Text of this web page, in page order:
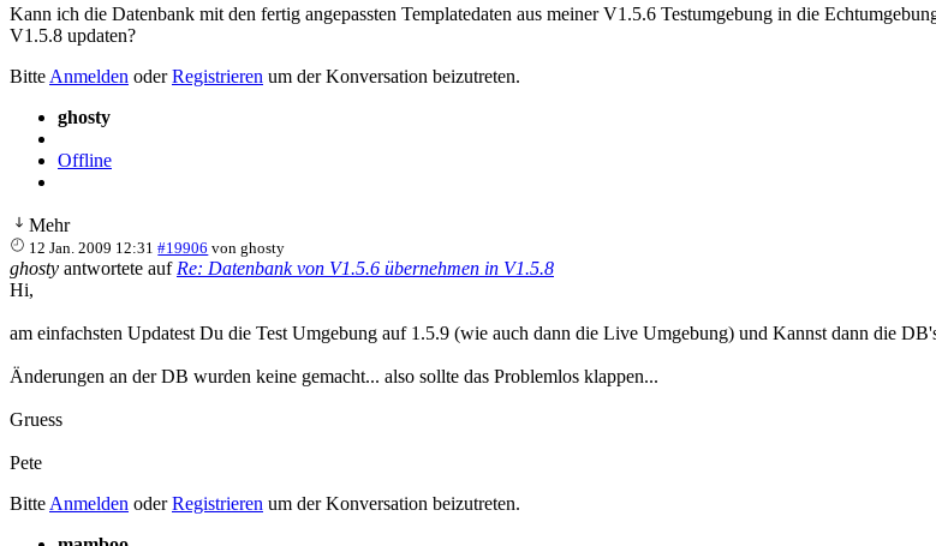
Kann ich die Datenbank mit den fertig angepassten Templatedaten aus meiner V1.5.6 Testumgebung in die
V1.5.8 updaten?
Bitte Anmelden oderRegistrieren um der Konversation beizutreten.
ghosty
Offline
Mehr
12 Jan. 2009 12:31 #19906 vonghosty
ghosty antwortete auf Re: Datenbank von V1.5.6 übernehmen in V1.5.8
Hi,
am einfachsten Updatest Du die Test Umgebung auf 1.5.9 (wie auch dann die Live Umgebung) und Kannst dann die
Änderungen an der DB wurden keine gemacht... also sollte das Problemlos klappen...
Gruess
Pete
Bitte Anmelden oderRegistrieren um der Konversation beizutreten.